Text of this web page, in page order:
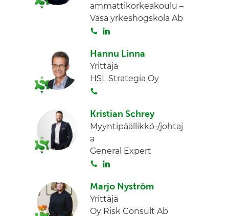
d
I
ammattikorkeakoulu –
Vasa yrkeshögskola Ab
S
i
t
a
n
k
e
n
Hannu Linna
Yrittäjä
HSL Strategia Oy
i
t
Kristian Schrey
Myyntipäällikkö-/johtaj
a
General Expert
S
i
t
a
n
k
e
Marjo Nyström
Yrittäjä
Oy Risk Consult Ab